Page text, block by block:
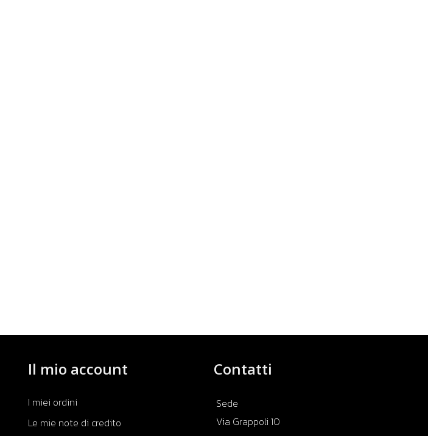
Il mio account
I miei ordini
Le mie note di credito
Contatti
Sede
Via Grappoli 10